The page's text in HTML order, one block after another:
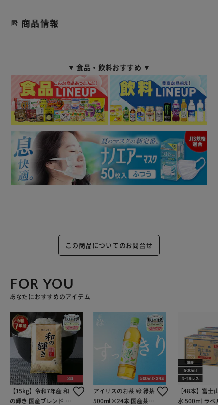
商品情報
▼ 食品・飲料おすすめ ▼
この商品についてのお問合せ
FOR YOU
あなたにおすすめのアイテム
【15kg】令和7年産 和
の輝き 国産ブレンド 5
アイリスのお茶 綠 緑茶
500ml×24本 国産茶葉
【48本】富士
水 500ml ラベ